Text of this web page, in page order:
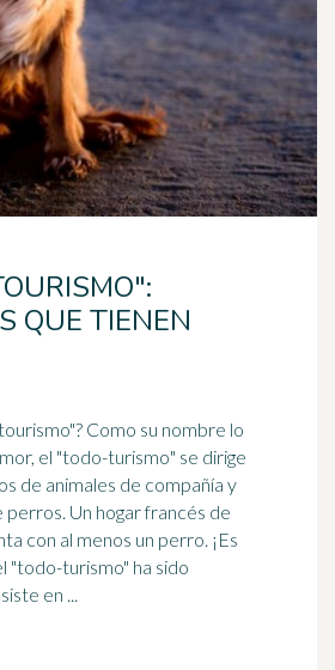
QUE TIENEN
Como su nombre lo
el "todo-turismo" se dirige
de animales de compañía y
Un hogar francés de
con al menos un perro. ¡Es
"todo-turismo" ha sido
Consiste en ...